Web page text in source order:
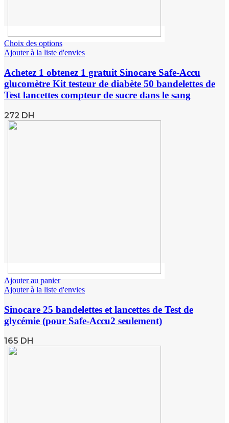
Choix des options
Ajouter à la liste d'envies
Achetez 1 obtenez 1 gratuit Sinocare Safe-Accu
glucomètre Kit testeur de diabète 50 bandelettes de
Test lancettes compteur de sucre dans le sang
272 DH
Ajouter au panier
Ajouter à la liste d'envies
Sinocare 25 bandelettes et lancettes de Test de
glycémie (pour Safe-Accu2 seulement)
165 DH